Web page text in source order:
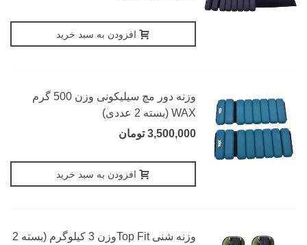
افزودن به سبد خرید
وزنه دور مچ سیلیکونی وزن 500 گرم
WAX (بسته 2 عددی)
3,500,000 تومان
افزودن به سبد خرید
وزنه شنی Top Fitوزن 3 کیلوگرم (بسته 2